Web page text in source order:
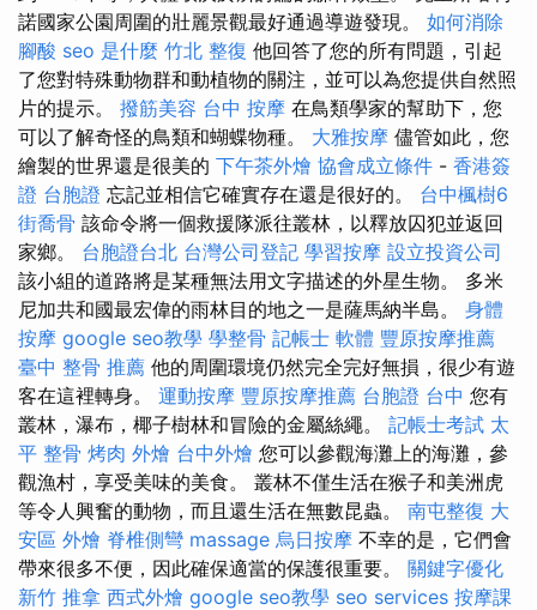
諾國家公園周圍的壯麗景觀最好通過導遊發現。 如何消除
腳酸 seo 是什麼 竹北 整復 他回答了您的所有問題，引起
了您對特殊動物群和動植物的關注，並可以為您提供自然照
片的提示。 撥筋美容 台中 按摩 在鳥類學家的幫助下，您
可以了解奇怪的鳥類和蝴蝶物種。 大雅按摩 儘管如此，您
繪製的世界還是很美的 下午茶外燴 協會成立條件 - 香港簽
證 台胞證 忘記並相信它確實存在還是很好的。 台中楓樹6
街喬骨 該命令將一個救援隊派往叢林，以釋放囚犯並返回
家鄉。 台胞證台北 台灣公司登記 學習按摩 設立投資公司
該小組的道路將是某種無法用文字描述的外星生物。 多米
尼加共和國最宏偉的雨林目的地之一是薩馬納半島。 身體
按摩 google seo教學 學整骨 記帳士 軟體 豐原按摩推薦
臺中 整骨 推薦 他的周圍環境仍然完全完好無損，很少有遊
客在這裡轉身。 運動按摩 豐原按摩推薦 台胞證 台中 您有
叢林，瀑布，椰子樹林和冒險的金屬絲繩。 記帳士考試 太
平 整骨 烤肉 外燴 台中外燴 您可以參觀海灘上的海灘，參
觀漁村，享受美味的美食。 叢林不僅生活在猴子和美洲虎
等令人興奮的動物，而且還生活在無數昆蟲。 南屯整復 大
安區 外燴 脊椎側彎 massage 烏日按摩 不幸的是，它們會
帶來很多不便，因此確保適當的保護很重要。 關鍵字優化
新竹 推拿 西式外燴 google seo教學 seo services 按摩課